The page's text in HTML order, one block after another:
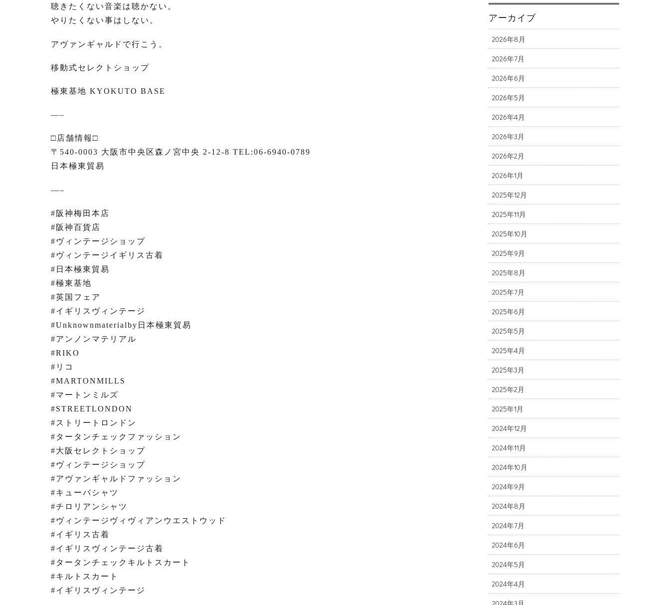
聴きたくない音楽は聴かない。
やりたくない事はしない。
アヴァンギャルドで行こう。
移動式セレクトショップ
極東基地 KYOKUTO BASE
—–
□店舗情報□
〒540-0003 大阪市中央区森ノ宮中央 2-12-8 TEL:06-6940-0789
日本極東貿易
—–
#阪神梅田本店
#阪神百貨店
#ヴィンテージショップ
#ヴィンテージイギリス古着
#日本極東貿易
#極東基地
#英国フェア
#イギリスヴィンテージ
#Unknownmaterialby日本極東貿易
#アンノンマテリアル
#RIKO
#リコ
#MARTONMILLS
#マートンミルズ
#STREETLONDON
#ストリートロンドン
#タータンチェックファッション
#大阪セレクトショップ
#ヴィンテージショップ
#アヴァンギャルドファッション
#キューバシャツ
#チロリアンシャツ
#ヴィンテージヴィヴィアンウエストウッド
#イギリス古着
#イギリスヴィンテージ古着
#タータンチェックキルトスカート
#キルトスカート
#イギリスヴィンテージ
アーカイブ
2026年8月
2026年7月
2026年6月
2026年5月
2026年4月
2026年3月
2026年2月
2026年1月
2025年12月
2025年11月
2025年10月
2025年9月
2025年8月
2025年7月
2025年6月
2025年5月
2025年4月
2025年3月
2025年2月
2025年1月
2024年12月
2024年11月
2024年10月
2024年9月
2024年8月
2024年7月
2024年6月
2024年5月
2024年4月